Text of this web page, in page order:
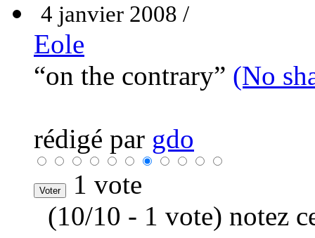
4 janvier 2008 /
Eole
“on the contrary” (No
rédigé par gdo
1 vote
(10/10 - 1 vote) notez